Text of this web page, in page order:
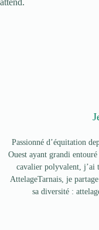
attend.
Passionné d’équitation
Ouest ayant grandi
cavalier polyvalent, j’ai
AttelageTarnais, je
sa diversité :